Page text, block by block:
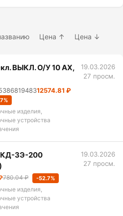
Цена ↑ Цена ↓
ВЫКЛ. О/У 10 АХ,
12574.81 ₽
изделия,
устройства
19.03.2026
27 просм.
ЗЭ-200
780.04 ₽ -52.7%
изделия,
устройства
19.03.2026
27 просм.